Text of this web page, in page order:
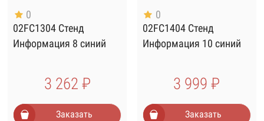
0
02FC1304 Стенд
Информация 8 синий
3 262 ₽
Заказать
0
02FC1404 Стенд
Информация 10 синий
3 999 ₽
Заказать